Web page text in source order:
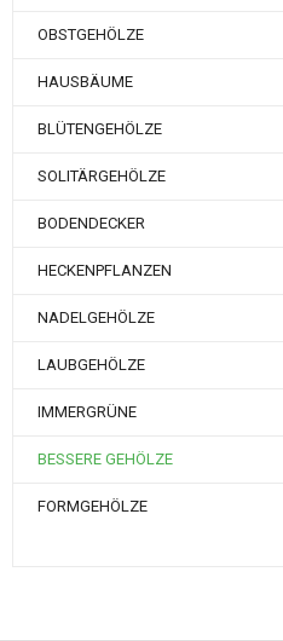
OBSTGEHÖLZE
HAUSBÄUME
BLÜTENGEHÖLZE
SOLITÄRGEHÖLZE
BODENDECKER
HECKENPFLANZEN
NADELGEHÖLZE
LAUBGEHÖLZE
IMMERGRÜNE
BESSERE GEHÖLZE
FORMGEHÖLZE